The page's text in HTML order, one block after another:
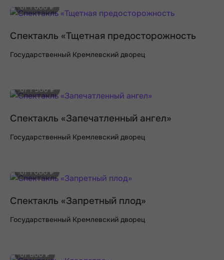
от 1 000 ₽
Спектакль «Тщетная предосторожность
Государственный Кремлевский дворец
от 1 500 ₽
Спектакль «Запечатленный ангел»
Государственный Кремлевский дворец
от 1 000 ₽
Спектакль «Запретный плод»
Государственный Кремлевский дворец
от 800 ₽